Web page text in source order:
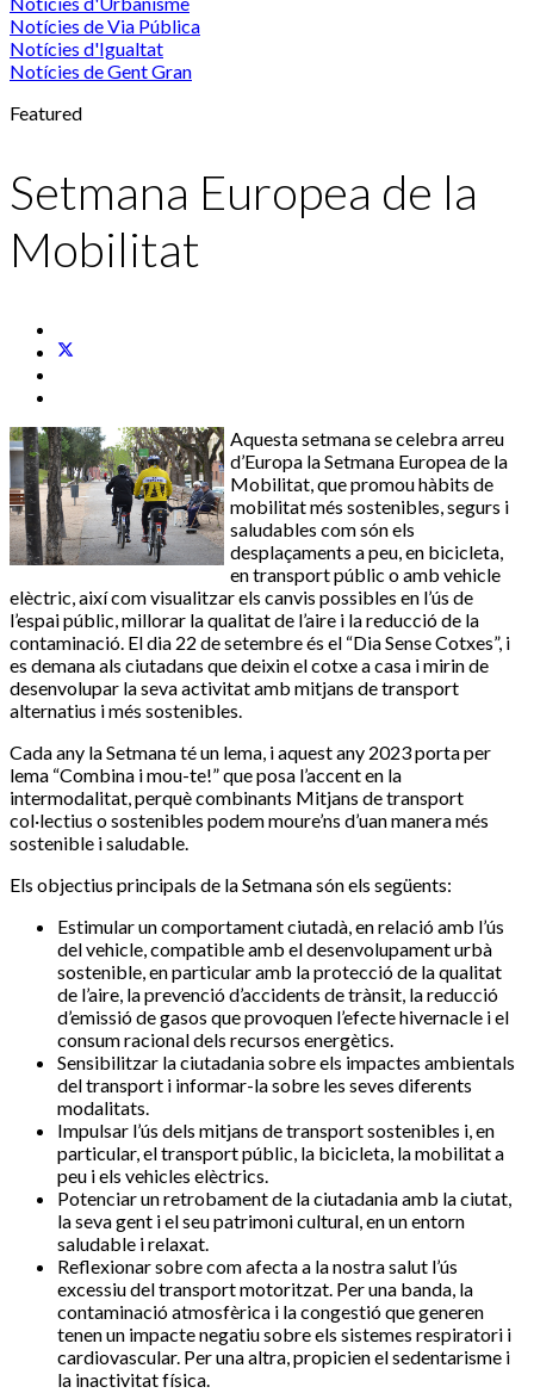
Notícies de Via Pública
Notícies d'Igualtat
Notícies de Gent Gran
Featured
Setmana Europea de la
Mobilitat
Aquesta setmana se celebra arreu
d’Europa la Setmana Europea de la
Mobilitat, que promou hàbits de
mobilitat més sostenibles, segurs i
saludables com són els
desplaçaments a peu, en bicicleta,
en transport públic o amb vehicle
elèctric, així com visualitzar els canvis possibles en l’ús de
l’espai públic, millorar la qualitat de l’aire i la reducció de la
contaminació. El dia 22 de setembre és el “Dia Sense Cotxes”, i
es demana als ciutadans que deixin el cotxe a casa i mirin de
desenvolupar la seva activitat amb mitjans de transport
alternatius i més sostenibles.
Cada any la Setmana té un lema, i aquest any 2023 porta per
lema “Combina i mou-te!” que posa l’accent en la
intermodalitat, perquè combinants Mitjans de transport
col·lectius o sostenibles podem moure’ns d’uan manera més
sostenible i saludable.
Els objectius principals de la Setmana són els següents:
Estimular un comportament ciutadà, en relació amb l’ús
del vehicle, compatible amb el desenvolupament urbà
sostenible, en particular amb la protecció de la qualitat
de l’aire, la prevenció d’accidents de trànsit, la reducció
d’emissió de gasos que provoquen l’efecte hivernacle i el
consum racional dels recursos energètics.
Sensibilitzar la ciutadania sobre els impactes ambientals
del transport i informar-la sobre les seves diferents
modalitats.
Impulsar l’ús dels mitjans de transport sostenibles i, en
particular, el transport públic, la bicicleta, la mobilitat a
peu i els vehicles elèctrics.
Potenciar un retrobament de la ciutadania amb la ciutat,
la seva gent i el seu patrimoni cultural, en un entorn
saludable i relaxat.
Reflexionar sobre com afecta a la nostra salut l’ús
excessiu del transport motoritzat. Per una banda, la
contaminació atmosfèrica i la congestió que generen
tenen un impacte negatiu sobre els sistemes respiratori i
cardiovascular. Per una altra, propicien el sedentarisme i
la inactivitat física.